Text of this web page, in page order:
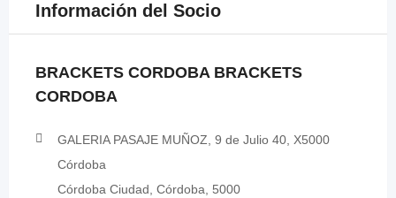
Información del Socio
BRACKETS CORDOBA BRACKETS
CORDOBA
GALERIA PASAJE MUÑOZ, 9 de Julio 40, X5000
Córdoba
Córdoba Ciudad, Córdoba, 5000